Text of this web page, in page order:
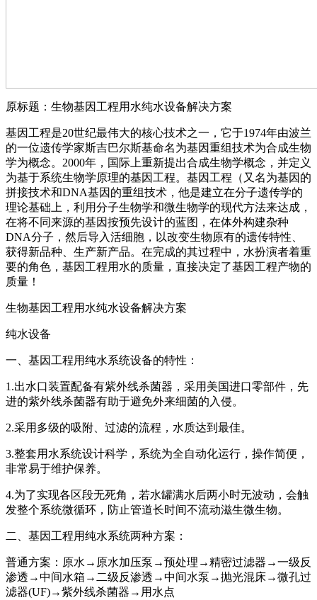
原标题：生物基因工程用水纯水设备解决方案
基因工程是20世纪最伟大的核心技术之一，它于1974年由波兰
的一位遗传学家斯吉巴尔斯基命名为基因重组技术为合成生物
学为概念。2000年，国际上重新提出合成生物学概念，并定义
为基于系统生物学原理的基因工程。基因工程（又名为基因的
拼接技术和DNA基因的重组技术，他是建立在分子遗传学的
理论基础上，利用分子生物学和微生物学的现代方法来达成，
在将不同来源的基因按预先设计的蓝图，在体外构建杂种
DNA分子，然后导入活细胞，以改变生物原有的遗传特性、
获得新品种、生产新产品。在完成的其过程中，水扮演者着重
要的角色，基因工程用水的质量，直接决定了基因工程产物的
质量！
生物基因工程用水纯水设备解决方案
纯水设备
一、基因工程用纯水系统设备的特性：
1.出水口装置配备有紫外线杀菌器，采用美国进口零部件，先
进的紫外线杀菌器有助于避免外来细菌的入侵。
2.采用多级的吸附、过滤的流程，水质达到最佳。
3.整套用水系统设计科学，系统为全自动化运行，操作简便，
非常易于维护保养。
4.为了实现各区段无死角，若水罐满水后两小时无波动，会触
发整个系统微循环，防止管道长时间不流动滋生微生物。
二、基因工程用纯水系统两种方案：
普通方案：原水→原水加压泵→预处理→精密过滤器→一级反
渗透→中间水箱→二级反渗透→中间水泵→抛光混床→微孔过
滤器(UF)→紫外线杀菌器→用水点